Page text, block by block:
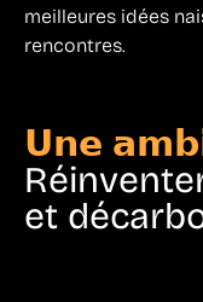
meilleures idées
rencontres.
𝗨𝗻𝗲
et